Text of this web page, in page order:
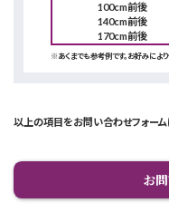
100cm前後
140cm前後
170cm前後
※あくまでも参考例です。お好みにより
以上の項目をお問い合わせフォーム
お